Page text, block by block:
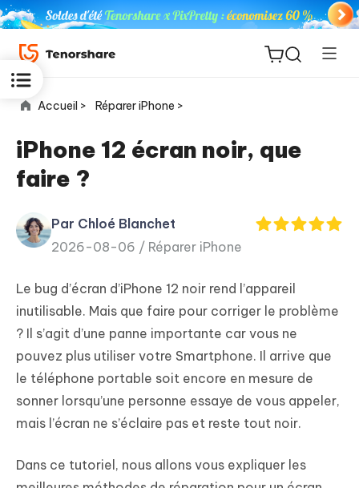
for iOS
PDNob
Editor
iAnyGo
Accueil > Réparer iPhone >
iPhone 12 écran noir, que
faire ?
Par Chloé Blanchet
2026-08-06 / Réparer iPhone
Le bug d’écran d’iPhone 12 noir rend l’appareil
inutilisable. Mais que faire pour corriger le problème
? Il s’agit d’une panne importante car vous ne
pouvez plus utiliser votre Smartphone. Il arrive que
le téléphone portable soit encore en mesure de
sonner lorsqu’une personne essaye de vous appeler,
mais l’écran ne s’éclaire pas et reste tout noir.
Dans ce tutoriel, nous allons vous expliquer les